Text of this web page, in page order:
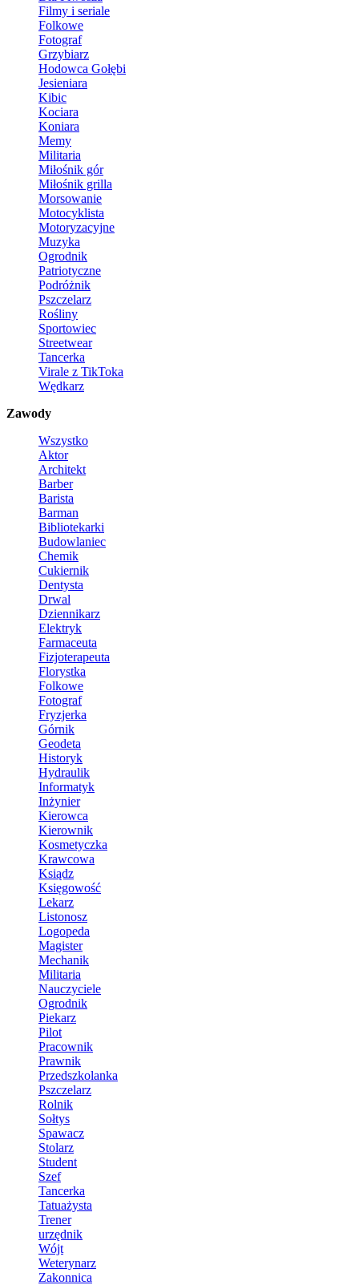
Filmy i seriale
Folkowe
Fotograf
Grzybiarz
Hodowca Gołębi
Jesieniara
Kibic
Kociara
Koniara
Memy
Militaria
Miłośnik gór
Miłośnik grilla
Morsowanie
Motocyklista
Motoryzacyjne
Muzyka
Ogrodnik
Patriotyczne
Podróżnik
Pszczelarz
Rośliny
Sportowiec
Streetwear
Tancerka
Virale z TikToka
Wędkarz
Zawody
Wszystko
Aktor
Architekt
Barber
Barista
Barman
Bibliotekarki
Budowlaniec
Chemik
Cukiernik
Dentysta
Drwal
Dziennikarz
Elektryk
Farmaceuta
Fizjoterapeuta
Florystka
Folkowe
Fotograf
Fryzjerka
Górnik
Geodeta
Historyk
Hydraulik
Informatyk
Inżynier
Kierowca
Kierownik
Kosmetyczka
Krawcowa
Ksiądz
Księgowość
Lekarz
Listonosz
Logopeda
Magister
Mechanik
Militaria
Nauczyciele
Ogrodnik
Piekarz
Pilot
Pracownik
Prawnik
Przedszkolanka
Pszczelarz
Rolnik
Sołtys
Spawacz
Stolarz
Student
Szef
Tancerka
Tatuażysta
Trener
urzędnik
Wójt
Weterynarz
Zakonnica